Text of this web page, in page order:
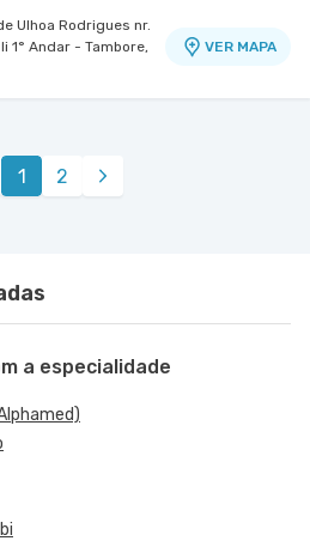
Ulhoa Rodrigues nr.
1° Andar - Tambore,
VER MAPA
Morumbi - Unidade Oscar
nr. 1010 -
1 2
a especialidade